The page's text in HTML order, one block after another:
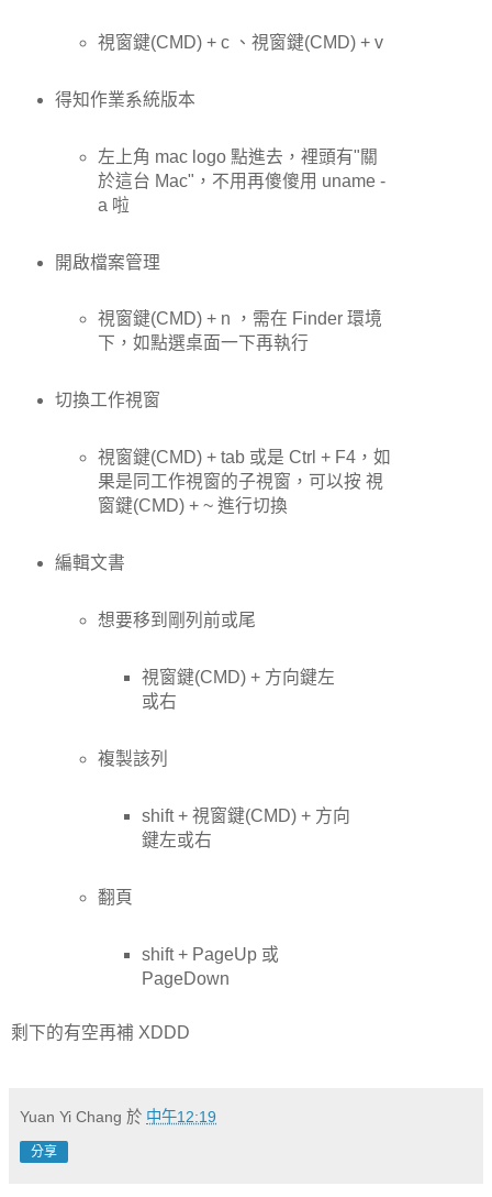
視窗鍵(CMD) + c 、視窗鍵(CMD) + v
得知作業系統版本
左上角 mac logo 點進去，裡頭有"關
於這台 Mac"，不用再傻傻用 uname -
a 啦
開啟檔案管理
視窗鍵(CMD) + n ，需在 Finder 環境
下，如點選桌面一下再執行
切換工作視窗
視窗鍵(CMD) + tab 或是 Ctrl + F4，如
果是同工作視窗的子視窗，可以按 視
窗鍵(CMD) + ~ 進行切換
編輯文書
想要移到剛列前或尾
視窗鍵(CMD) + 方向鍵左
或右
複製該列
shift + 視窗鍵(CMD) + 方向
鍵左或右
翻頁
shift + PageUp 或
PageDown
剩下的有空再補 XDDD
Yuan Yi Chang 於 中午12:19
分享